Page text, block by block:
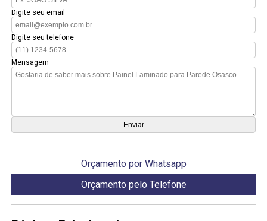
Digite seu email
Digite seu telefone
Mensagem
Orçamento por Whatsapp
Orçamento pelo Telefone